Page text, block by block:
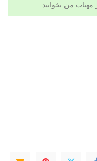
مهتاب من بخوانید.